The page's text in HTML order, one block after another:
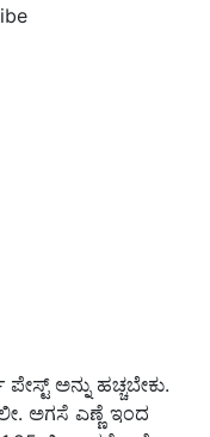
ಅನ್ನು ಹಚ್ಚಬೇಕು.
ಲೀ. ಅಗಸೆ ಎಣ್ಣೆ ಇಂದ